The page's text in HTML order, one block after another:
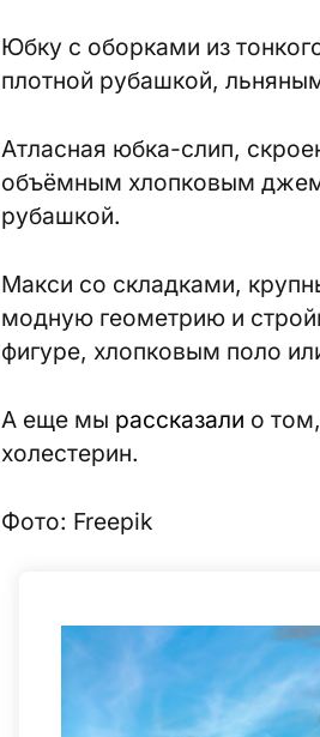
Юбку с оборками из
плотной рубашкой,
Атласная юбка-слип,
объёмным хлопковым
рубашкой.
Макси со складками,
модную геометрию и
фигуре, хлопковым поло
А еще мы рассказали о
холестерин.
Фото: Freepik